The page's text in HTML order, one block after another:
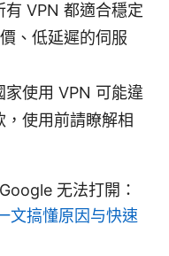
VPN 都適合穩定
、低延遲的伺服
使用 VPN 可能違
使用前請瞭解相
无法打開：
文搞懂原因与快速